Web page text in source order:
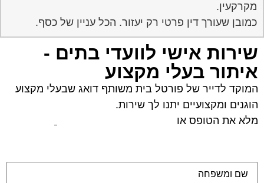
מקרקעין.
כמובן שעורך דין פרטי רק יעזור. הכל עניין של כסף.
שירות אישי לוועדי בתים -
איתור בעלי מקצוע
המוקד לדייר של פורטל בית משותף דואג שבעלי מקצוע
הוגנים ומקצועיים יתנו לך שירות.
מלא את הטופס אולחץ לשליחת הודעת ווצאפ